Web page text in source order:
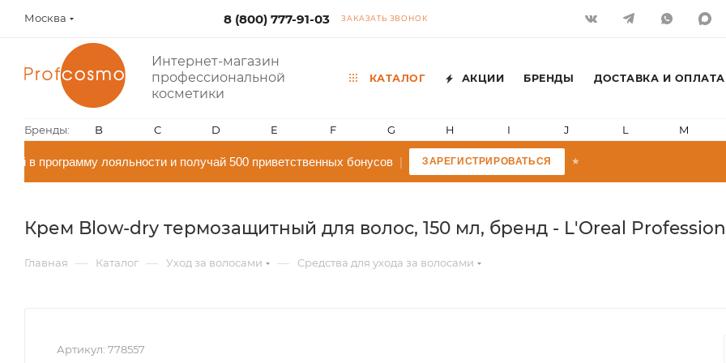
Москва 8 (800) 777-91-03 ЗАКАЗАТЬ ЗВОНОК
Интернет-магазин
профессиональной
косметики
КАТАЛОГ АКЦИИ БРЕНДЫ ДОСТАВКА И ОПЛАТА
Бренды: B C D E F G H I J L M
в программу лояльности и получай 500 приветственных бонусов| ЗАРЕГИСТРИРОВАТЬСЯ
Крем Blow-dry термозащитный для волос, 150 мл, бренд - L'Oreal
Главная — Каталог — Уход за волосами — Средства для ухода за волосами
Артикул: 778557